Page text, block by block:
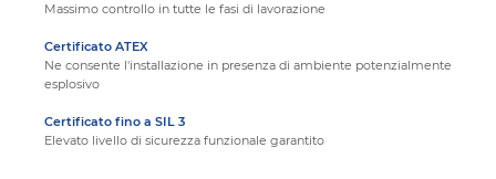
Massimo controllo in tutte le fasi di lavorazione
Certificato ATEX
Ne consente l'installazione in presenza di ambiente potenzialmente
esplosivo
Certificato fino a SIL 3
Elevato livello di sicurezza funzionale garantito